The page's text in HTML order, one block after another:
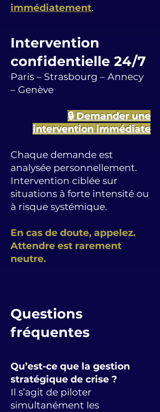
immédiatement.
Intervention
confidentielle 24/7
Paris – Strasbourg – Annecy
– Genève
🔒 Demander une
intervention immédiate
Chaque demande est
analysée personnellement.
Intervention ciblée sur
situations à forte intensité ou
à risque systémique.
En cas de doute, appelez.
Attendre est rarement
neutre.
Questions
fréquentes
Qu’est-ce que la gestion
stratégique de crise ?
Il s’agit de piloter
simultanément les